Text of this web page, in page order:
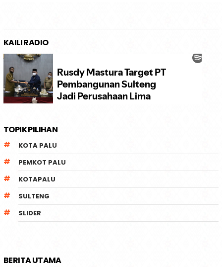
KAILI RADIO
TOPIK PILIHAN
KOTA PALU
PEMKOT PALU
KOTAPALU
SULTENG
SLIDER
BERITA UTAMA